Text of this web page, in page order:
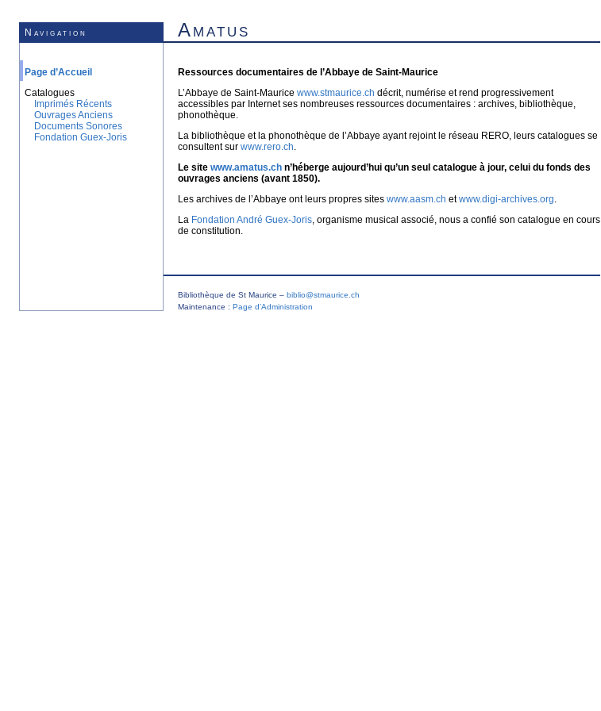
Navigation Amatus
Page d’Accueil
Catalogues
Imprimés Récents
Ouvrages Anciens
Documents Sonores
Fondation Guex-Joris
Ressources documentaires de l’Abbaye de Saint-Maurice
L’Abbaye de Saint-Maurice www.stmaurice.ch décrit, numérise et rend progressivement
accessibles par Internet ses nombreuses ressources documentaires : archives, bibliothèque,
phonothèque.
La bibliothèque et la phonothèque de l’Abbaye ayant rejoint le réseau RERO, leurs catalogues se
consultent sur www.rero.ch.
Le site www.amatus.ch n’héberge aujourd’hui qu’un seul catalogue à jour, celui du fonds des
ouvrages anciens (avant 1850).
Les archives de l’Abbaye ont leurs propres sites www.aasm.ch etwww.digi-archives.org.
La Fondation André Guex-Joris, organisme musical associé, nous a confié son catalogue en cours
de constitution.
Bibliothèque de St Maurice – biblio@stmaurice.ch
Maintenance : Page d’Administration